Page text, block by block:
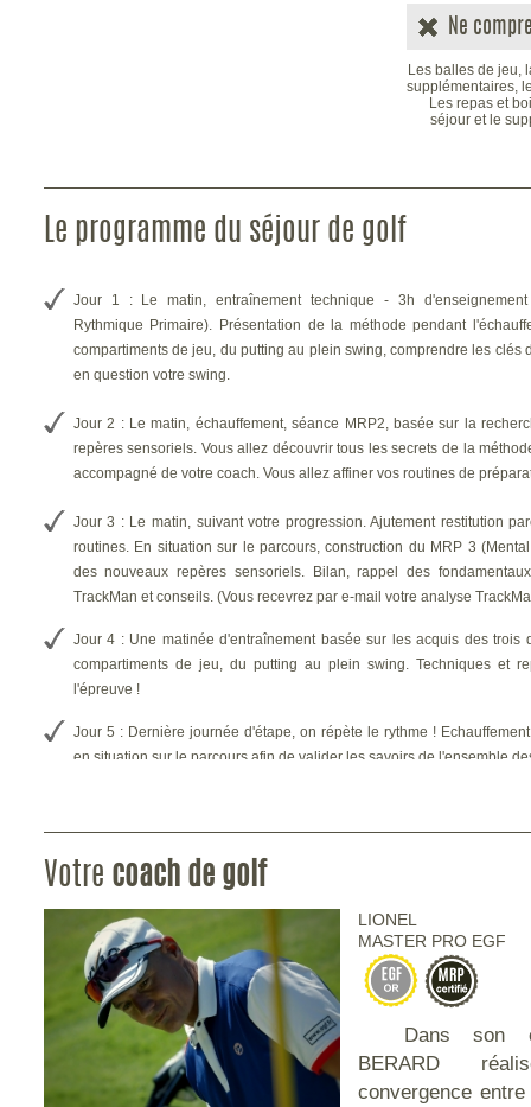
Ne
Les balles de jeu,
supplémentaires,
Les repas et
séjour et le
reprogrammer une bonne coordination. Les
exercices vous permettront d'évaluer votre
constater un gain de mobilité.
Ensuite, suivent des exercices simples pour
trouver votre rythme. D'ateliers en ateliers, les
éducatifs vous amènent au plein swing tout en
sont autant de ressources, de sensations et de
perception des justes tensions nécessaires. On
sort de ces cours détendu, bien dans son swing et
dans sa tête, avec des objectifs précis.
préferentiel auprès d'EGF (10€ / jour la demi-serie
et 15€ / jour la serie compléte)
Barbaroux ****
Arrivée la veille du début du stage - 5 Nuits en
Chambre Double Privilège en formule Demi-
Pension.
Le programme du séjour de golf
Jour 1 : Le matin, entraînement technique - 3h d'enseignement
Rythmique Primaire). Présentation de la méthode pendant
compartiments de jeu, du putting au plein swing, comprendre les clés
en question votre swing.
Jour 2 : Le matin, échauffement, séance MRP2, basée sur la
repères sensoriels. Vous allez découvrir tous les secrets de la
accompagné de votre coach. Vous allez affiner vos routines de
Jour 3 : Le matin, suivant votre progression.Ajutement restitution
routines. En situation sur le parcours, construction du MRP 3
des nouveaux repères sensoriels.
Bilan, rappel des
TrackMan et conseils. (Vous recevrez par e-mail votre analyse
Jour 4 : Une matinée d'entraînement basée sur les acquis des trois
compartiments de jeu, du putting au plein swing.Techniques et
l'épreuve !
Jour 5 : Dernière journée d'étape, on répète le rythme !
en situation sur le parcours afin de valider les savoirs de l'ensemble
Si le nombre minimal de participants n'est pas atteint, le Professeur peut
Votre coach de golf
LIONEL
MASTER PRO EGF
Dans son
BERARD
convergence